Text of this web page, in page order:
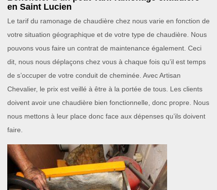
en Saint Lucien
Le tarif du ramonage de chaudière chez nous varie en fonction de
votre situation géographique et de votre type de chaudière. Nous
pouvons vous faire un contrat de maintenance également. Ceci
dit, nous nous déplaçons chez vous à chaque fois qu’il est temps
de s’occuper de votre conduit de cheminée. Avec Artisan
Chevalier, le prix est veillé à être à la portée de tous. Les clients
doivent avoir une chaudière bien fonctionnelle, donc propre. Nous
nous mettons à leur place donc face aux dépenses qu’ils doivent
faire.